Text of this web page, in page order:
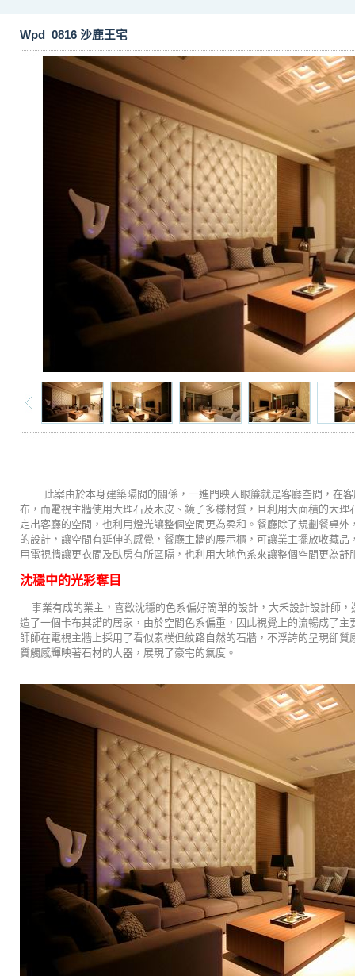
Wpd_0816 沙鹿王宅
此案由於本身建築隔間的關係，一進門映入眼簾就是客廳空間，在客
布，而電視主牆使用大理石及木皮、鏡子多樣材質，且利用大面積的大
定出客廳的空間，也利用燈光讓整個空間更為柔和。餐廳除了規劃餐桌
的設計，讓空間有延伸的感覺，餐廳主牆的展示櫃，可讓業主擺放收藏
用電視牆讓更衣間及臥房有所區隔，也利用大地色系來讓整個空間更為舒
沈穩中的光彩奪目
事業有成的業主，喜歡沈穩的色系偏好簡單的設計，大禾設計設計師
造了一個卡布其諾的居家，由於空間色系偏重，因此視覺上的流暢成了
師師在電視主牆上採用了看似素樸但紋路自然的石牆，不浮誇的呈現卻
質觸感輝映著石材的大器，展現了豪宅的氣度。